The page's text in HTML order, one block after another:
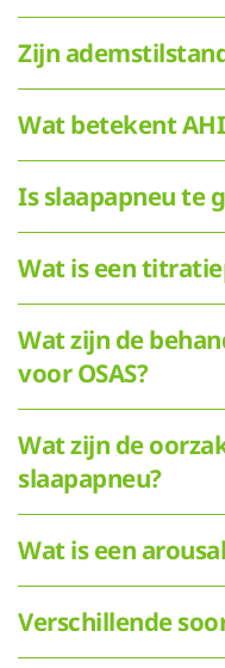
Zijn
Wat betekent
Is slaapapneu te
Wat is een
Wat zijn de
voor OSAS?
Wat zijn de
slaapapneu?
Wat is een
Verschillende